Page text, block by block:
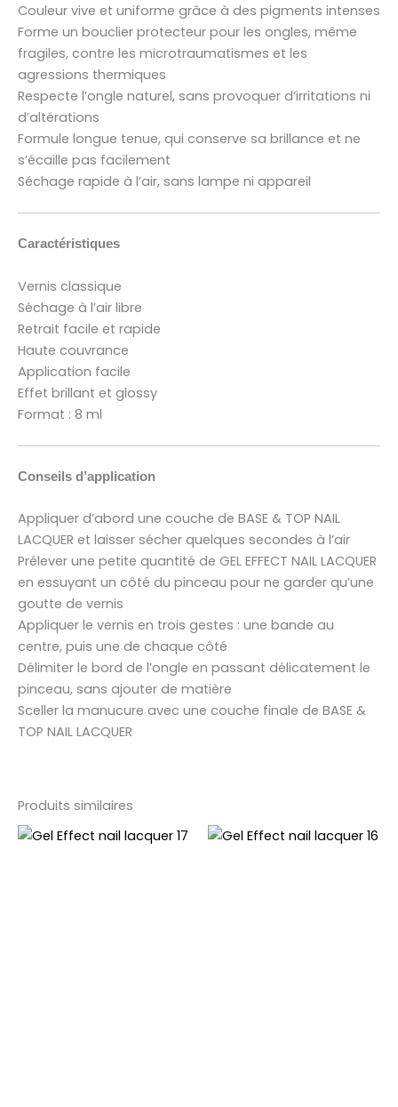
Couleur vive et uniforme grâce à des pigments intenses
Forme un bouclier protecteur pour les ongles, même
fragiles, contre les microtraumatismes et les
agressions thermiques
Respecte l’ongle naturel, sans provoquer d’irritations ni
d’altérations
Formule longue tenue, qui conserve sa brillance et ne
s’écaille pas facilement
Séchage rapide à l’air, sans lampe ni appareil
Caractéristiques
Vernis classique
Séchage à l’air libre
Retrait facile et rapide
Haute couvrance
Application facile
Effet brillant et glossy
Format : 8 ml
Conseils d’application
Appliquer d’abord une couche de BASE & TOP NAIL
LACQUER et laisser sécher quelques secondes à l’air
Prélever une petite quantité de GEL EFFECT NAIL LACQUER
en essuyant un côté du pinceau pour ne garder qu’une
goutte de vernis
Appliquer le vernis en trois gestes : une bande au
centre, puis une de chaque côté
Délimiter le bord de l’ongle en passant délicatement le
pinceau, sans ajouter de matière
Sceller la manucure avec une couche finale de BASE &
TOP NAIL LACQUER
Produits similaires